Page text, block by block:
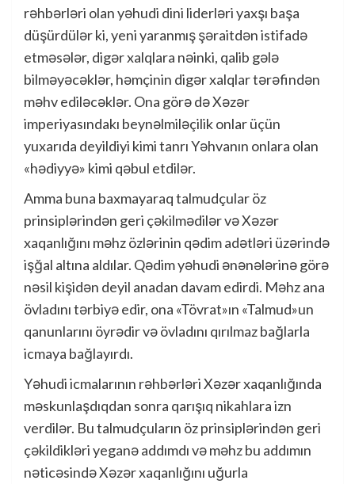
rəhbərləri olan yəhudi dini liderləri yaxşı başa
düşürdülər ki, yeni yaranmış şəraitdən istifadə
etməsələr, digər xalqlara nəinki, qalib gələ
bilməyəcəklər, həmçinin digər xalqlar tərəfindən
məhv ediləcəklər. Ona görə də Xəzər
imperiyasındakı beynəlmiləçilik onlar üçün
yuxarıda deyildiyi kimi tanrı Yəhvanın onlara olan
«hədiyyə» kimi qəbul etdilər.
Amma buna baxmayaraq talmudçular öz
prinsiplərindən geri çəkilmədilər və Xəzər
xaqanlığını məhz özlərinin qədim adətləri üzərində
işğal altına aldılar. Qədim yəhudi ənənələrinə görə
nəsil kişidən deyil anadan davam edirdi. Məhz ana
övladını tərbiyə edir, ona «Tövrat»ın «Talmud»un
qanunlarını öyrədir və övladını qırılmaz bağlarla
icmaya bağlayırdı.
Yəhudi icmalarının rəhbərləri Xəzər xaqanlığında
məskunlaşdıqdan sonra qarışıq nikahlara izn
verdilər. Bu talmudçuların öz prinsiplərindən geri
çəkildikləri yeganə addımdı və məhz bu addımın
nəticəsində Xəzər xaqanlığını uğurla